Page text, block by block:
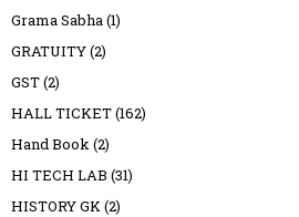
Grama Sabha(1)
GRATUITY(2)
GST(2)
HALL TICKET(162)
Hand Book(2)
HI TECH LAB (31)
HISTORY GK(2)